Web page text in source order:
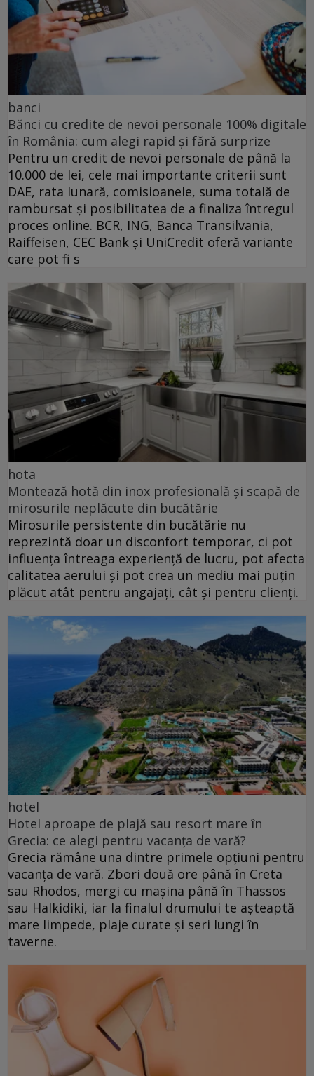
banci
Bănci cu credite de nevoi personale 100% digitale
în România: cum alegi rapid și fără surprize
Pentru un credit de nevoi personale de până la
10.000 de lei, cele mai importante criterii sunt
DAE, rata lunară, comisioanele, suma totală de
rambursat și posibilitatea de a finaliza întregul
proces online. BCR, ING, Banca Transilvania,
Raiffeisen, CEC Bank și UniCredit oferă variante
care pot fi s
hota
Montează hotă din inox profesională și scapă de
mirosurile neplăcute din bucătărie
Mirosurile persistente din bucătărie nu
reprezintă doar un disconfort temporar, ci pot
influența întreaga experiență de lucru, pot afecta
calitatea aerului și pot crea un mediu mai puțin
plăcut atât pentru angajați, cât și pentru clienți.
hotel
Hotel aproape de plajă sau resort mare în
Grecia: ce alegi pentru vacanța de vară?
Grecia rămâne una dintre primele opțiuni pentru
vacanța de vară. Zbori două ore până în Creta
sau Rhodos, mergi cu mașina până în Thassos
sau Halkidiki, iar la finalul drumului te așteaptă
mare limpede, plaje curate și seri lungi în
taverne.